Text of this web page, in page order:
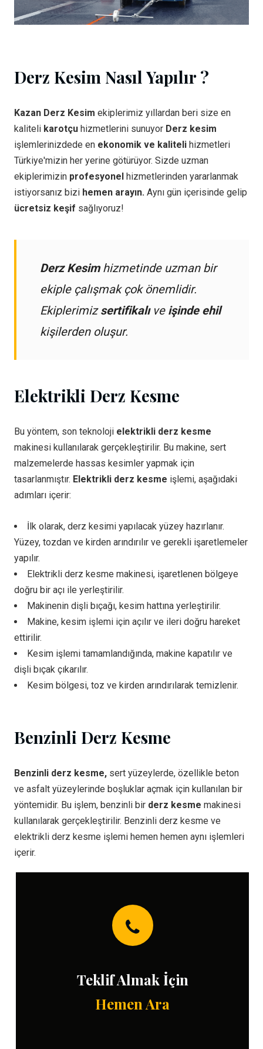
Derz Kesim Nasıl Yapılır ?
Kazan Derz Kesim ekiplerimiz yıllardan beri size en
kaliteli karotçu hizmetlerini sunuyor Derz kesim
işlemlerinizdede en ekonomik ve kaliteli hizmetleri
Türkiye'mizin her yerine götürüyor. Sizde uzman
ekiplerimizin profesyonel hizmetlerinden yararlanmak
istiyorsanız bizi hemen arayın. Aynı gün içerisinde gelip
ücretsiz keşif sağlıyoruz!
Derz Kesimhizmetinde uzman bir
ekiple çalışmak çok önemlidir.
Ekiplerimizsertifikalıve işinde ehil
kişilerden oluşur.
Elektrikli Derz Kesme
Bu yöntem, son teknoloji elektrikli derz kesme
makinesi kullanılarak gerçekleştirilir. Bu makine, sert
malzemelerde hassas kesimler yapmak için
tasarlanmıştır. Elektrikli derz kesme işlemi, aşağıdaki
adımları içerir:
İlk olarak, derz kesimi yapılacak yüzey hazırlanır.
Yüzey, tozdan ve kirden arındırılır ve gerekli işaretlemeler
yapılır.
Elektrikli derz kesme makinesi, işaretlenen bölgeye
doğru bir açı ile yerleştirilir.
Makinenin dişli bıçağı, kesim hattına yerleştirilir.
Makine, kesim işlemi için açılır ve ileri doğru hareket
ettirilir.
Kesim işlemi tamamlandığında, makine kapatılır ve
dişli bıçak çıkarılır.
Kesim bölgesi, toz ve kirden arındırılarak temizlenir.
Benzinli Derz Kesme
Benzinli derz kesme, sert yüzeylerde, özellikle beton
ve asfalt yüzeylerinde boşluklar açmak için kullanılan bir
yöntemidir. Bu işlem, benzinli bir derz kesme makinesi
kullanılarak gerçekleştirilir. Benzinli derz kesme ve
elektrikli derz kesme işlemi hemen hemen aynı işlemleri
içerir.
Teklif Almak İçin
Hemen Ara